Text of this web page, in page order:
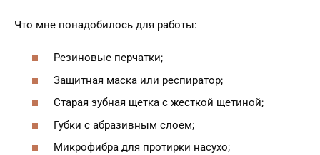
Что мне понадобилось для работы:
Резиновые перчатки;
Защитная маска или респиратор;
Старая зубная щетка с жесткой щетиной;
Губки с абразивным слоем;
Микрофибра для протирки насухо;